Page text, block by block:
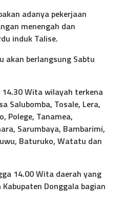
adanya pekerjaan
menengah dan
induk Talise.
akan berlangsung Sabtu
Wita wilayah terkena
Salubomba, Tosale, Lera,
Polege, Tanamea,
Sarumbaya, Bambarimi,
Baturuko, Watatu dan
14.00 Wita daerah yang
Donggala bagian